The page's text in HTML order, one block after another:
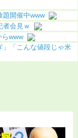
題開催中www
者会見ｗ
らwww
」「こんな値段じゃ米